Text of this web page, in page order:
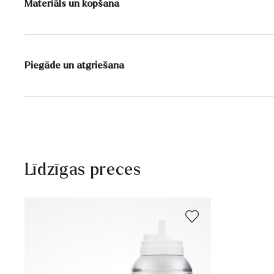
Materiāls un kopšana
Saturs: 400 ml
Aktīvās vielas: PFC nesaturošas impregnējošas vielas,
Piegāde un atgriešana
Piegādes laiks 2 - 5 dienas ar DHL vai GLS
Līdzīgas preces